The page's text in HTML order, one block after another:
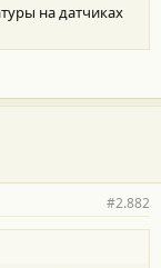
на датчиках
#2.882